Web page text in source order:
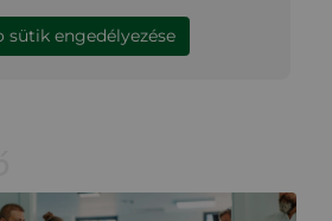
sütik engedélyezése